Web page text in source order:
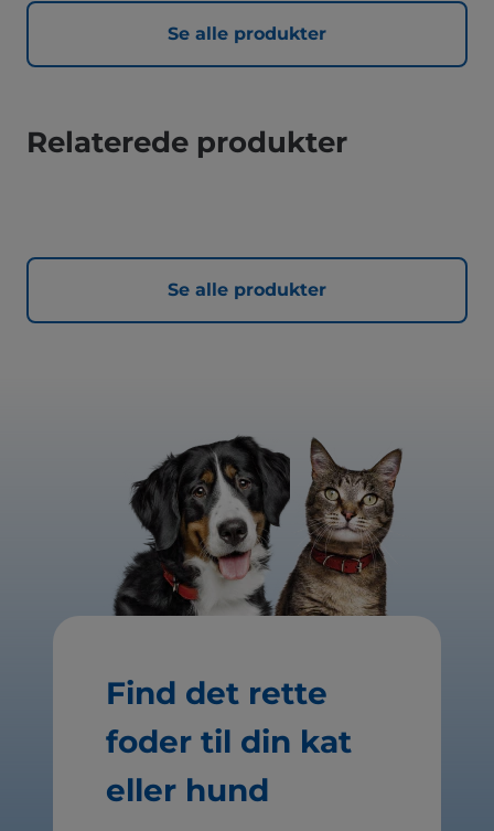
Se alle produkter
Relaterede produkter
Se alle produkter
Find det rette
foder til din kat
eller hund